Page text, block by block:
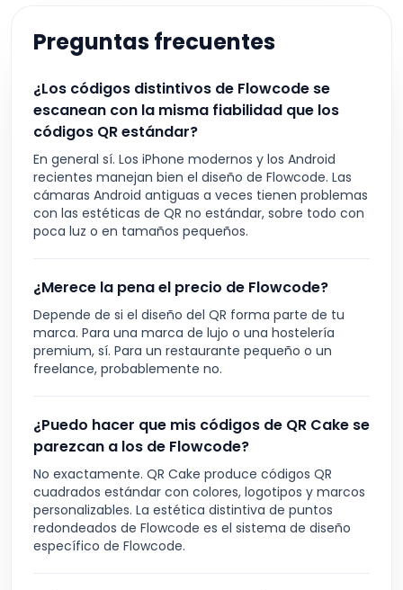
Preguntas frecuentes
¿Los códigos distintivos de Flowcode se
escanean con la misma fiabilidad que los
códigos QR estándar?
En general sí. Los iPhone modernos y los Android
recientes manejan bien el diseño de Flowcode. Las
cámaras Android antiguas a veces tienen problemas
con las estéticas de QR no estándar, sobre todo con
poca luz o en tamaños pequeños.
¿Merece la pena el precio de Flowcode?
Depende de si el diseño del QR forma parte de tu
marca. Para una marca de lujo o una hostelería
premium, sí. Para un restaurante pequeño o un
freelance, probablemente no.
¿Puedo hacer que mis códigos de QR Cake se
parezcan a los de Flowcode?
No exactamente. QR Cake produce códigos QR
cuadrados estándar con colores, logotipos y marcos
personalizables. La estética distintiva de puntos
redondeados de Flowcode es el sistema de diseño
específico de Flowcode.